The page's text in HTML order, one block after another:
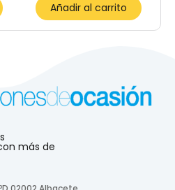
Añadir al carrito
más de